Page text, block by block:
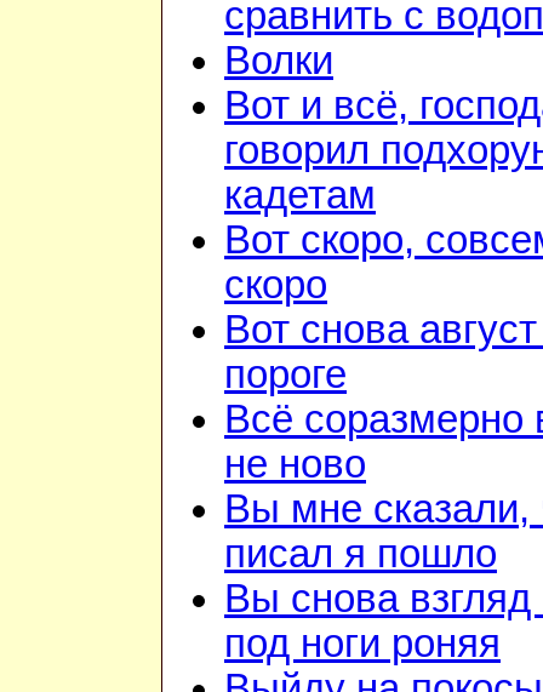
сравнить с
Волки
Вот и всё,
говорил
кадетам
Вот скоро,
скоро
Вот снова
пороге
Всё соразмерно
не ново
Вы мне сказали,
писал я пошло
Вы снова взгляд
под ноги роняя